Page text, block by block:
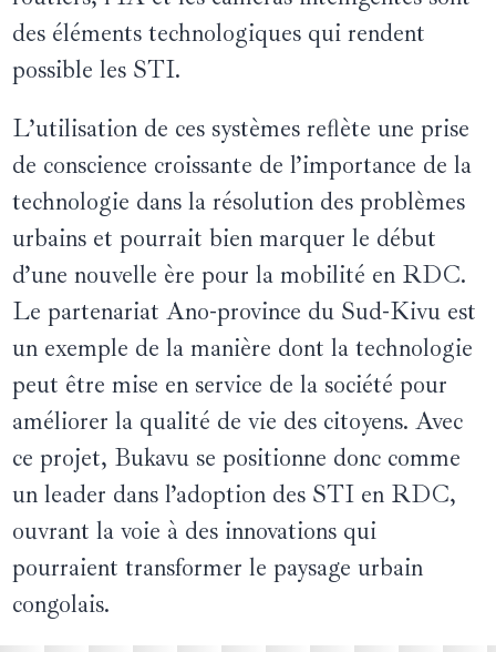
des éléments technologiques qui rendent
possible les STI.
L’utilisation de ces systèmes reflète une prise
de conscience croissante de l’importance de la
technologie dans la résolution des problèmes
urbains et pourrait bien marquer le début
d’une nouvelle ère pour la mobilité en RDC.
Le partenariat Ano-province du Sud-Kivu est
un exemple de la manière dont la technologie
peut être mise en service de la société pour
améliorer la qualité de vie des citoyens. Avec
ce projet, Bukavu se positionne donc comme
un leader dans l’adoption des STI en RDC,
ouvrant la voie à des innovations qui
pourraient transformer le paysage urbain
congolais.